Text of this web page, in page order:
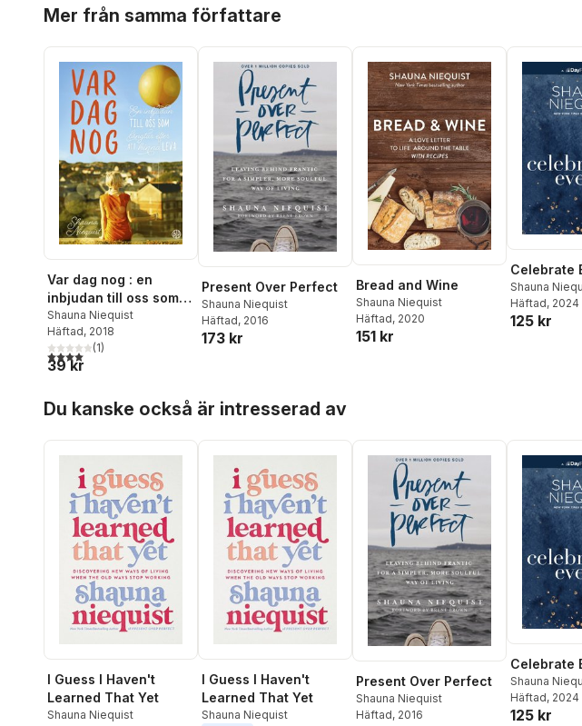
Mer från samma författare
Var dag nog : en
inbjudan till oss som
längtar efter att hinna
leva
Shauna Niequist
Häftad, 2018
4,0utav 5 stjärnor. Totalt antal röster:
(1)
39 kr
Present Over Perfect
Shauna Niequist
Häftad, 2016
173 kr
Bread and Wine
Shauna Niequist
Häftad, 2020
151 kr
Celebrate
Shauna
Häftad, 2024
125 kr
Du kanske också är intresserad av
I Guess I Haven't
Learned That Yet
Shauna Niequist
I Guess I Haven't
Learned That Yet
Shauna Niequist
Present Over Perfect
Shauna Niequist
Häftad, 2016
Celebrate
Shauna
Häftad, 2024
125 kr